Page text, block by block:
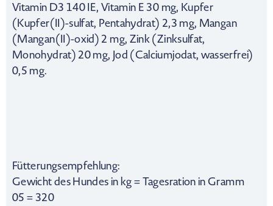
Vitamin D3 140 IE, Vitamin E 30 mg, Kupfer
(Kupfer(II)-sulfat, Pentahydrat) 2,3 mg, Mangan
(Mangan(II)-oxid) 2 mg, Zink (Zinksulfat,
Monohydrat) 20 mg, Jod (Calciumjodat, wasserfrei)
0,5 mg.
Fütterungsempfehlung:
Gewicht des Hundes in kg = Tagesration in Gramm
05 = 320